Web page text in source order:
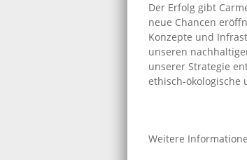
Der Erfolg gibt
neue Chancen
Konzepte und
unseren
unserer Strategie
ethisch-ökologische
Weitere